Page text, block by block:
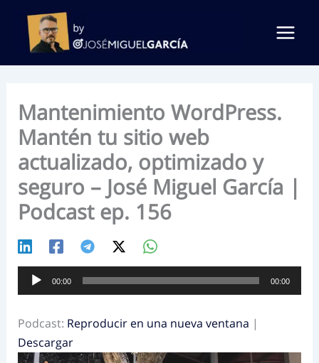
contenido
Mantenimiento WordPress.
Mantén tu sitio web
actualizado, optimizado y
seguro – José Miguel García |
Podcast ep. 156
Reproductor
de
00:00 00:00
Podcast: Reproducir en una nueva ventana |
Descargar